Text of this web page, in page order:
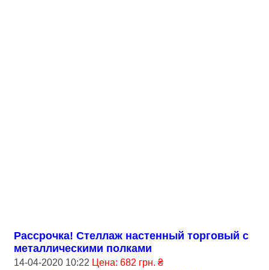
Рассрочка! Стеллаж настенный торговый с
металлическими полками
14-04-2020 10:22 Цена: 682 грн. ₴